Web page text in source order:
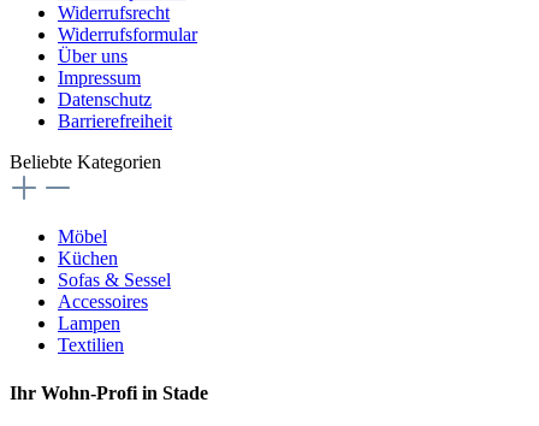
Widerrufsrecht
Widerrufsformular
Über uns
Impressum
Datenschutz
Barrierefreiheit
Beliebte Kategorien
Möbel
Küchen
Sofas & Sessel
Accessoires
Lampen
Textilien
Ihr Wohn-Profi in Stade